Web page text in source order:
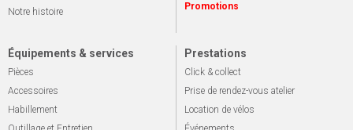
Notre histoire
Promotions
Équipements & services
Pièces
Accessoires
Habillement
Prestations
Click & collect
Prise de rendez-vous atelier
Location de vélos